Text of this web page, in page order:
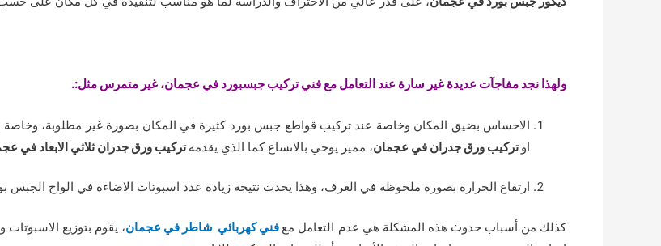
ولهذا نجد مفاجآت عديدة غير سارة عند التعامل مع فني تركيب جبسبورد في عجمان، غير متمرس مثل:.
الاحساس بضيق المكان وخاصة عند تركيب قواطع جبس بورد كثيرة في المكان بصورة غير مطلوبة، وخاصة
اوتركيب ورق جدران في عجمان، مميز يوحي بالاتساع كما الذي يقدمهتركيب ورق جدران ثلاثي الابعاد في
ارتفاع الحرارة بصورة ملحوظة في الغرف، وهذا يحدث نتيجة زيادة عدد اسبوتات الاضاءة في الواح الجبس
كذلك من أسباب حدوث هذه المشكلة هي عدم التعامل مع فني كهربائي شاطر في عجمان، يقوم بتوزيع